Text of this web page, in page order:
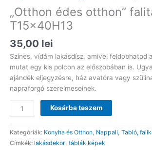
„Otthon édes otthon”
T15x40H13
35,00 lei
Színes, vídám lakásdísz, amivel feldobhatod
mutat egy kis polcon az előszobában is.
ajándék eljegyzésre, ház avatóra vagy
napraforgó szerelmeseinek.
"Otthon
édes
otthon"
falitábla
T15x40H13
Kosárba teszem
Kategóriák: Konyha és Otthon, Nappali, Tabló,
Címkék: lakásdekor, táblák képek